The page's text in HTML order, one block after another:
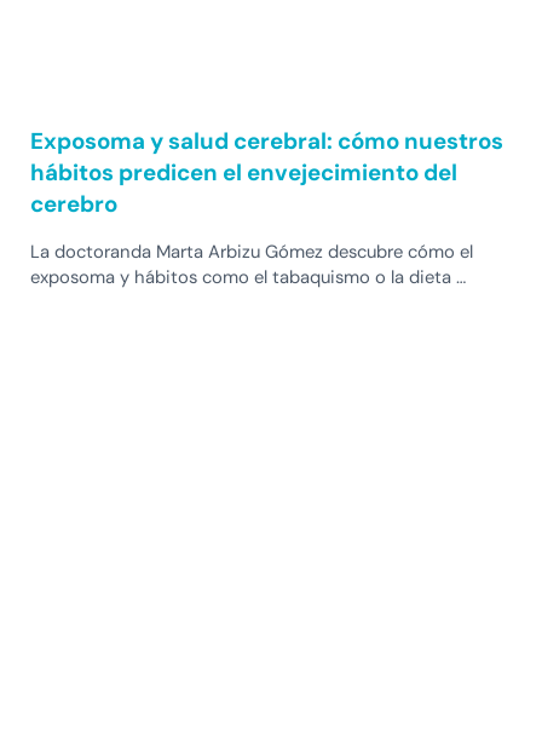
Exposoma y salud cerebral: cómo nuestros
hábitos predicen el envejecimiento del
cerebro
La doctoranda Marta Arbizu Gómez descubre cómo el
exposoma y hábitos como el tabaquismo o la dieta …